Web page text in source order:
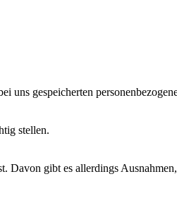
uns gespeicherten
stellen.
Davon gibt es allerdings